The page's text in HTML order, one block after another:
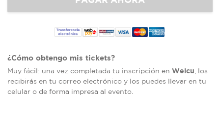
¿Cómo obtengo mis tickets?
Muy fácil: una vez completada tu inscripción en Welcu , los
recibirás en tu correo electrónico y los puedes llevar en tu
celular o de forma impresa al evento.